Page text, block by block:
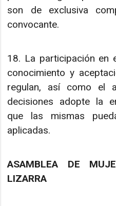
son de exclusiva
convocante.
18. La participación en
conocimiento y
regulan, así como el
decisiones adopte la
que las mismas
aplicadas.
ASAMBLEA DE
LIZARRA